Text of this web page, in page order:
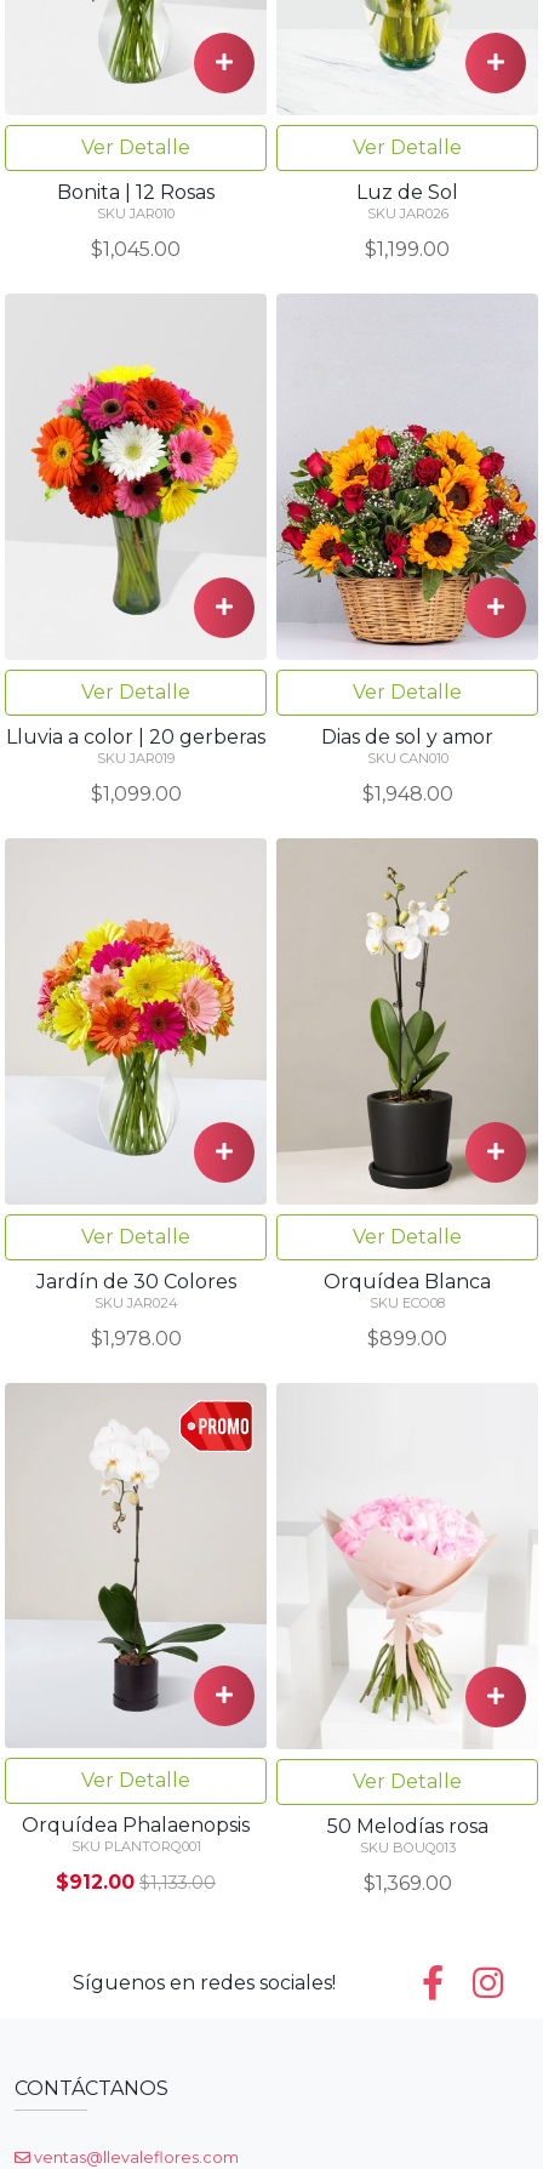
Ver Detalle
Bonita | 12 Rosas
SKU JAR010
$1,045.00
Ver Detalle
Luz de Sol
SKU JAR026
$1,199.00
Ver Detalle
Lluvia a color | 20 gerberas
SKU JAR019
$1,099.00
Ver Detalle
Dias de sol y amor
SKU CAN010
$1,948.00
Ver Detalle
Jardín de 30 Colores
SKU JAR024
$1,978.00
Ver Detalle
Orquídea Blanca
SKU ECO08
$899.00
Ver Detalle
Orquídea Phalaenopsis
SKU PLANTORQ001
$912.00 $1,133.00
Ver Detalle
50 Melodías rosa
SKU BOUQ013
$1,369.00
Síguenos en redes sociales!
CONTÁCTANOS
ventas@llevaleflores.com